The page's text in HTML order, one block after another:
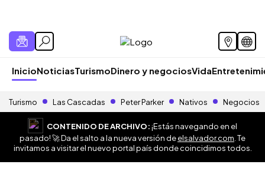
InicioNoticiasTurismoDinero y negociosVida
Turismo Las Cascadas Peter Parker Nativos Negocios
CONTENIDO DE ARCHIVO:¡Estás navegando en el
pasado! 🚀 Da el salto a la nueva versión deelsalvador.com . Te
invitamos a visitar el nuevo portal país donde coincidimos todos.